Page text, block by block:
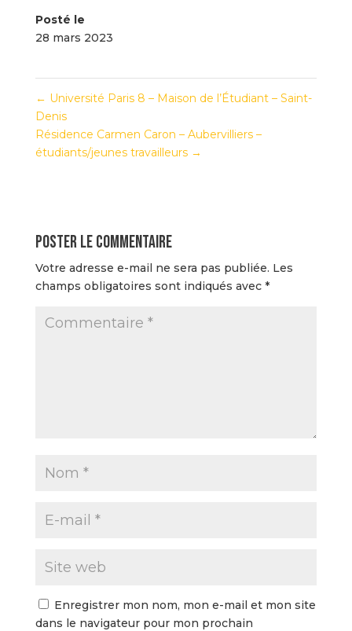
Posté le
28 mars 2023
← Université Paris 8 – Maison de l’Étudiant – Saint-
Denis
Résidence Carmen Caron – Aubervilliers –
étudiants/jeunes travailleurs →
Poster le commentaire
Votre adresse e-mail ne sera pas publiée. Les
champs obligatoires sont indiqués avec *
Enregistrer mon nom, mon e-mail et mon site
dans le navigateur pour mon prochain